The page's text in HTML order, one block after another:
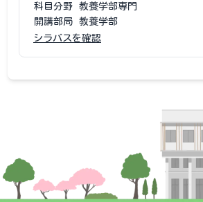
科目分野
教養学部専門
開講部局
教養学部
シラバスを確認